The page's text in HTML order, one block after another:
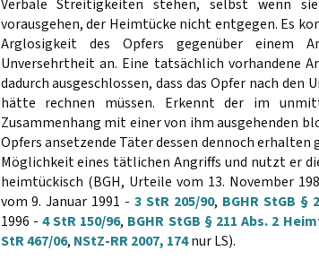
Verbale Streitigkeiten stehen, selbst wenn
vorausgehen, der Heimtücke nicht entgegen. Es
Arglosigkeit des Opfers gegenüber einem
Unversehrtheit an. Eine tatsächlich vorhandene
dadurch ausgeschlossen, dass das Opfer nach
hätte rechnen müssen. Erkennt der im
Zusammenhang mit einer von ihm ausgehenden
Opfers ansetzende Täter dessen dennoch
Möglichkeit eines tätlichen Angriffs und nutzt er
heimtückisch (BGH, Urteile vom 13. November
vom 9. Januar 1991 -3 StR 205/90, BGHR StGB §
1996 - 4 StR 150/96, BGHR StGB § 211 Abs. 2
StR 467/06, NStZ-RR 2007, 174nur LS).